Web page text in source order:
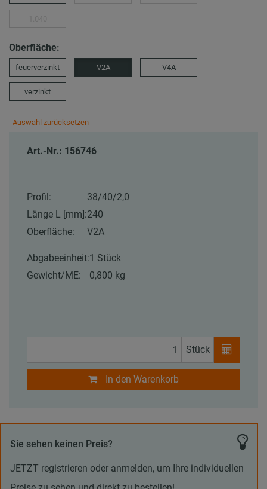
Oberfläche:
feuerverzinkt V2A V4A
verzinkt
Auswahl zurücksetzen
Art.-Nr.: 156746
Profil:
38/40/2,0
Länge L [mm]:240
Oberfläche:
V2A
Abgabeeinheit:1 Stück
Gewicht/ME:
0,800 kg
Stück
In den Warenkorb
Sie sehen keinen Preis?
JETZT registrieren oder anmelden, um Ihre individuellen